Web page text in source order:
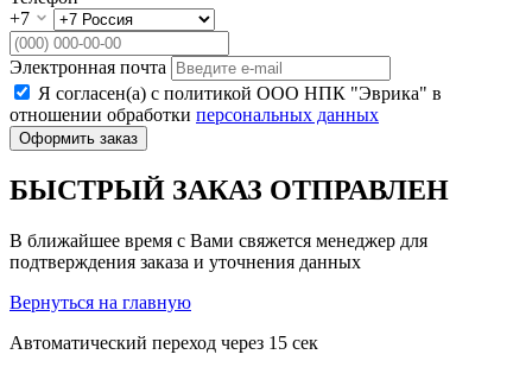
+7
Электронная почта
Я согласен(а) с политикой ООО НПК "Эврика" в
отношении обработки персональных данных
Оформить заказ
БЫСТРЫЙ ЗАКАЗ ОТПРАВЛЕН
В ближайшее время с Вами свяжется менеджер для
подтверждения заказа и уточнения данных
Вернуться на главную
Автоматический переход через 15 сек